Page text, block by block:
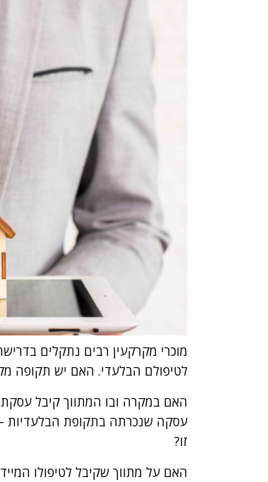
מוכרי מקרקעין רבים נתקלים
לטיפולם הבלעדי. האם יש תקופה
האם במקרה ובו המתווך קיבל עסקת
עסקה שנכרתה בתקופת הבלעדיות
זו?
האם על מתווך שקיבל לטיפולו